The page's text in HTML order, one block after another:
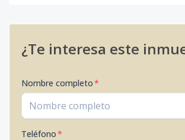
¿Te interesa este
Nombre completo*
Teléfono*